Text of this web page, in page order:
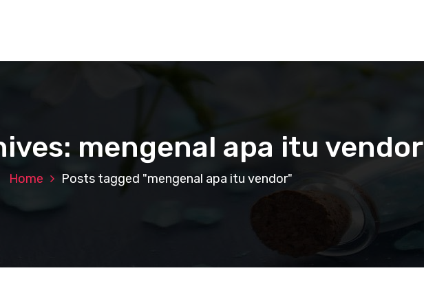
mengenal apa itu vendor
Home Posts tagged "mengenal apa itu vendor"